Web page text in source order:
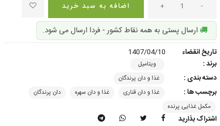
-
+ اضافه به سبد خرید
ارسال پستی به همه نقاط کشور - فردا ارسال می شود.
تاریخ انقضاء
1407/04/10
برند :
ویتامیل
دسته بندی : غذا و دان پرندگان
برچسب ها : غذا و دان قناری غذا و دان سهره
دان پرندگان
مکمل غذایی پرنده
اشتراک بذارید